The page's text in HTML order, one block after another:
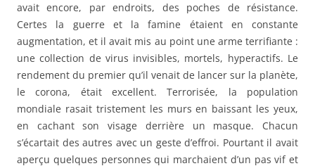
avait encore, par endroits, des poches de résistance.
Certes la guerre et la famine étaient en constante
augmentation, et il avait mis au point une arme terrifiante :
une collection de virus invisibles, mortels, hyperactifs. Le
rendement du premier qu’il venait de lancer sur la planète,
le corona, était excellent. Terrorisée, la population
mondiale rasait tristement les murs en baissant les yeux,
en cachant son visage derrière un masque. Chacun
s’écartait des autres avec un geste d’effroi. Pourtant il avait
aperçu quelques personnes qui marchaient d’un pas vif et